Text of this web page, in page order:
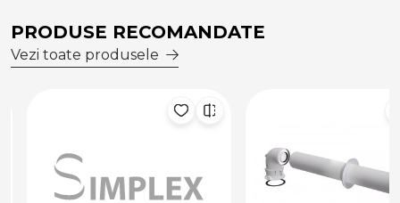
PRODUSE RECOMANDATE
Vezi toate produsele